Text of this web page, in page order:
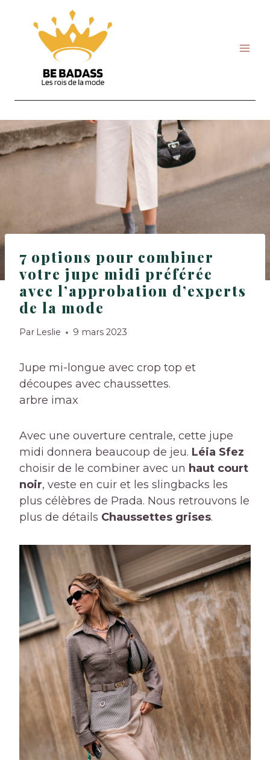
content
7 options pour combiner
votre jupe midi préférée
avec l’approbation d’experts
de la mode
Par Leslie 9 mars 2023
Jupe mi-longue avec crop top et
découpes avec chaussettes.
arbre imax
Avec une ouverture centrale, cette jupe
midi donnera beaucoup de jeu. Léia Sfez
choisir de le combiner avec un haut court
noir, veste en cuir et les slingbacks les
plus célèbres de Prada. Nous retrouvons le
plus de détails Chaussettes grises.